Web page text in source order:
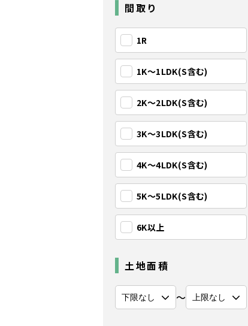
間取り
1R
1K〜1LDK(S含む)
2K〜2LDK(S含む)
3K〜3LDK(S含む)
4K〜4LDK(S含む)
5K〜5LDK(S含む)
6K以上
土地面積
〜